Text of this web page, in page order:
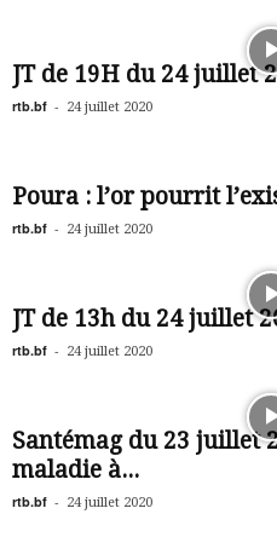
JT de 19H du 24 juillet
rtb.bf - 24 juillet 2020
Poura : l’or pourrit
rtb.bf - 24 juillet 2020
JT de 13h du 24 juillet
rtb.bf - 24 juillet 2020
Santémag du 23 juillet
maladie à...
rtb.bf - 24 juillet 2020